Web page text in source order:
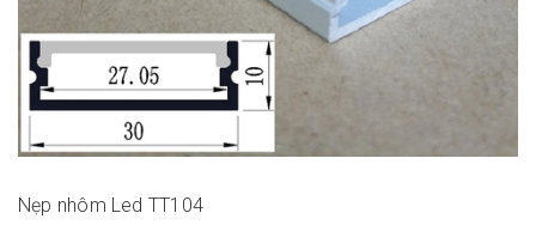
Nẹp nhôm Led TT104